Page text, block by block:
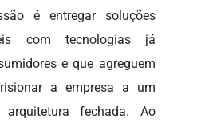
é entregar soluções
com tecnologias já
e que agreguem
a empresa a um
fechada. Ao